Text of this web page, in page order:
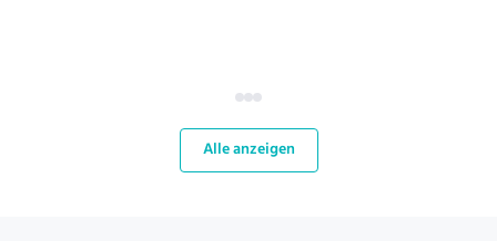
Alle anzeigen